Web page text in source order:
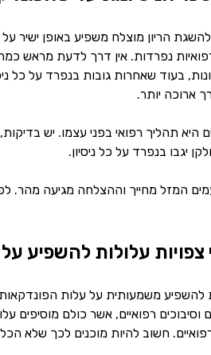
הריון מוצלח משפיע באופן
נפרדות. אין דרך לדעת מראש כמה
בעוד שאחרות גובות בנפרד על כל
ארוכה יותר.
תהליך רפואי בפני עצמו. יש
יגבו בנפרד על כל ניסיון.
המזל מחייך וההצלחה מגיעה מהר.
צפויות עלולות להשפיע
להשפיע משמעותית על עלות
וסיבוכים רפואיים, אשר כולם מוסיפים
חשוב להיות מוכנים לכך שלא